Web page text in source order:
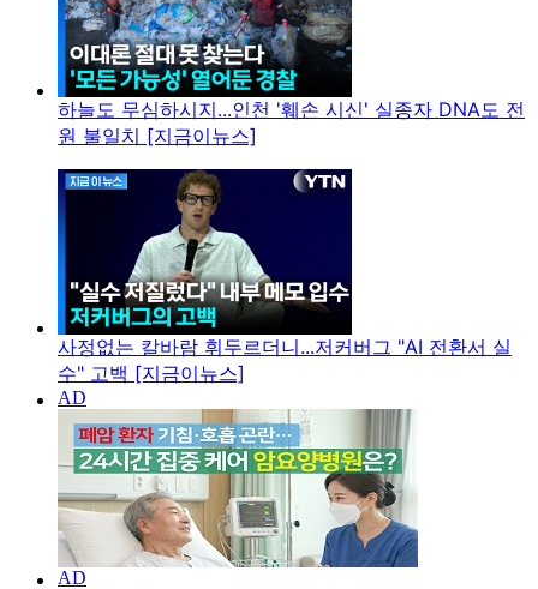
하늘도 무심하시지...인천 '훼손 시신' 실종자 DNA도 전
원 불일치 [지금이뉴스]
사정없는 칼바람 휘두르더니...저커버그 "AI 전환서 실
수" 고백 [지금이뉴스]